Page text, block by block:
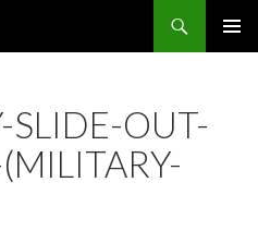
SLIDE-OUT-